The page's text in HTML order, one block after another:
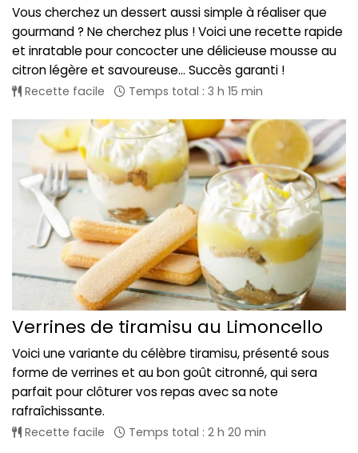
Vous cherchez un dessert aussi simple à réaliser que
gourmand ? Ne cherchez plus ! Voici une recette rapide
et inratable pour concocter une délicieuse mousse au
citron légère et savoureuse... Succès garanti !
Recette facile Temps total : 3 h 15 min
Verrines de tiramisu au Limoncello
Voici une variante du célèbre tiramisu, présenté sous
forme de verrines et au bon goût citronné, qui sera
parfait pour clôturer vos repas avec sa note
rafraîchissante.
Recette facile Temps total : 2 h 20 min